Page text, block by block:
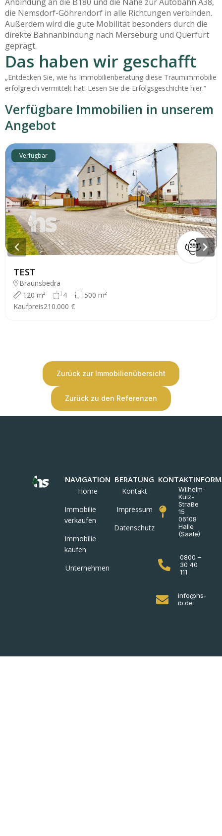
die Nemsdorf-Göhrendorf in alle Richtungen verbinden.
Außerdem wird die gute Mobilität besonders durch die
direkte Bahnanbindung nach Merseburg und Querfurt
geprägt.
Das haben wir geschafft
„Entdecken Sie, wie hs Immobilienberatung diese Traumimmobilie
erfolgreich vermittelt hat! Lesen Sie die Erfolgsgeschichte hier.“
Verfügbare Immobilien in unserem
Angebot
Verfügbar
TEST
Braunsbedra
120 m²
4
500 m²
Kaufpreis210.000 €
Zurück zur Immobilienübersicht
Zurück zu den Referenzen
NAVIGATION
Home
Immobilie
verkaufen
Immobilie
kaufen
Unternehmen
BERATUNG
Kontakt
Impressum
Datenschutz
Wilhelm-
Külz-
Straße
15
06108
Halle
(Saale)
0800 –
30 40
111
info@hs-
ib.de